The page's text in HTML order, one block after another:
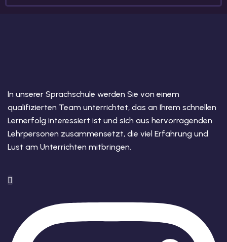
In unserer Sprachschule werden Sie von einem
qualifizierten Team unterrichtet, das an Ihrem schnellen
Lernerfolg interessiert ist und sich aus hervorragenden
Lehrpersonen zusammensetzt, die viel Erfahrung und
Lust am Unterrichten mitbringen.